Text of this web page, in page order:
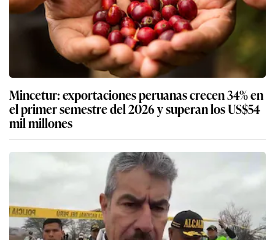
Mincetur: exportaciones peruanas crecen 34% en
el primer semestre del 2026 y superan los US$54
mil millones